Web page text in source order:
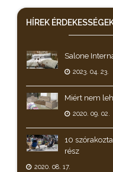
HÍREK
Salone
2023. 04. 23.
Miért nem
2020. 09. 02.
10
rész
2020. 08. 17.